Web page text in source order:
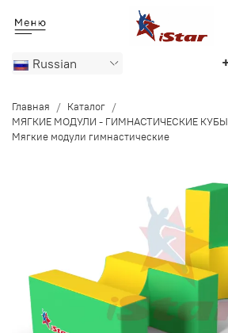
Russian
Главная
Каталог
МЯГКИЕ МОДУЛИ - ГИМНАСТИЧЕСКИЕ КУБЫ
Мягкие модули гимнастические